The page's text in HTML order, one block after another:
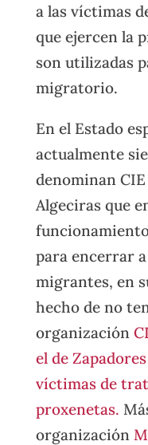
a las víctimas
que ejercen la
son utilizadas
migratorio.
En el Estado
actualmente
denominan
Algeciras que
para encerrar
migrantes, en
hecho de no
organización
el de
víctimas de
proxenetas.
organización